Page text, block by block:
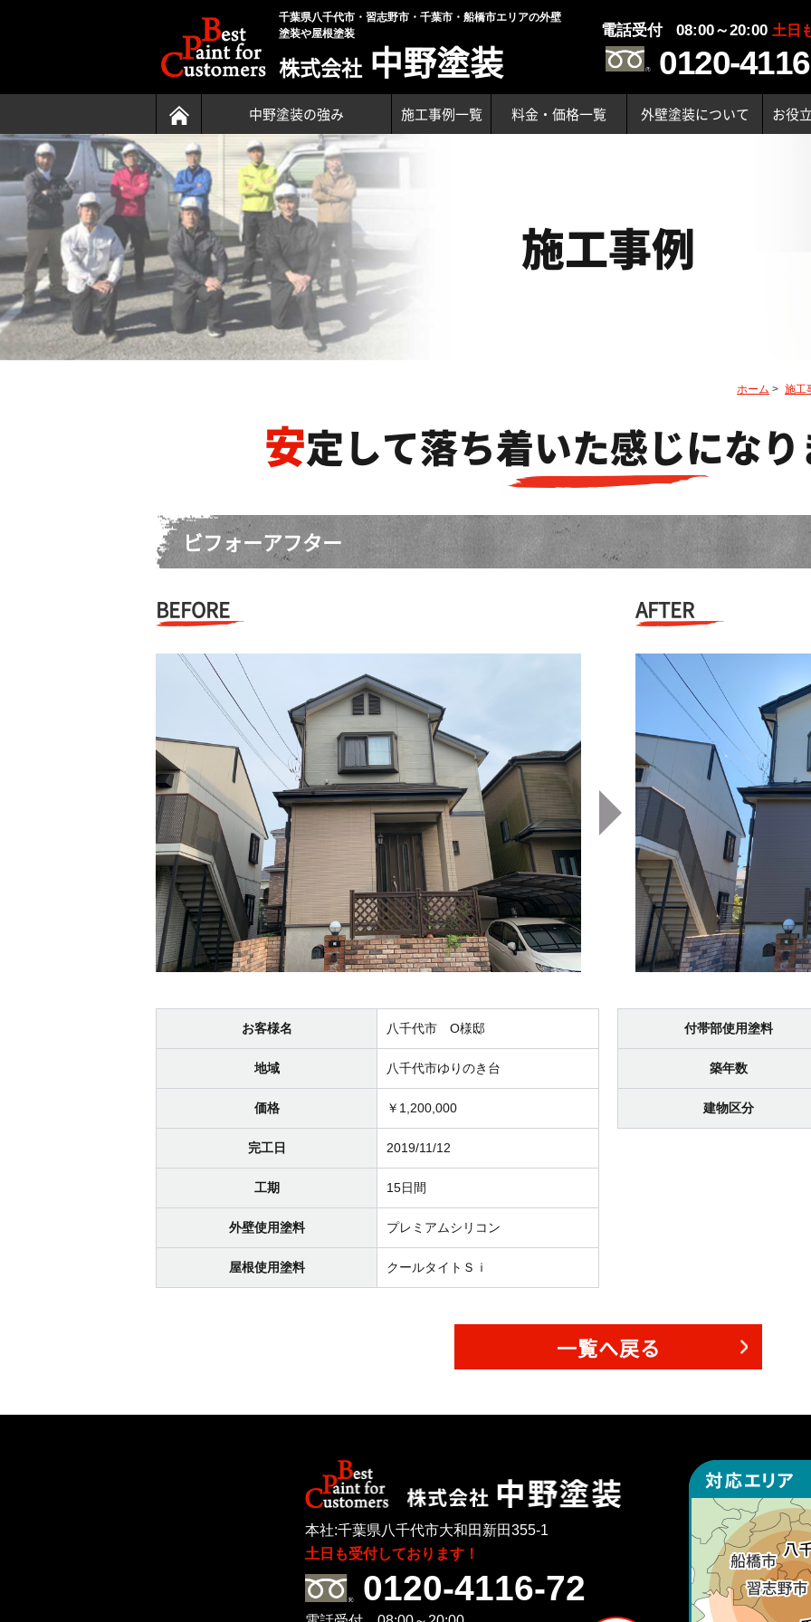
千葉県八千代市・習志野市・千葉市・船橋市エリアの外壁
塗装や屋根塗装
株式会社中野塗装
電話受付 08:00～20:00 土日
0120-
中野塗装の強み 施工事例一覧 料金・価格一覧 外壁塗装について お役
施工事例
ホーム > 施工
安定して落ち着いた感じにな
ビフォーアフター
AFTER
BEFORE
お客様名 八千代市 O様邸
地域 八千代市ゆりのき台
価格 ￥1,200,000
完工日 2019/11/12
工期 15日間
外壁使用塗料 プレミアムシリコン
屋根使用塗料 クールタイトＳｉ
付帯部使用塗料
築年数
建物区分
一覧へ戻る
本社:千葉県八千代市大和田新田355-1
土日も受付しております！
0120-4116-72